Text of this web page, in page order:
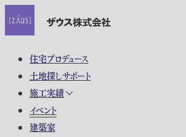
住宅プロデュース
土地探しサポート
施工実績
イベント
建築家